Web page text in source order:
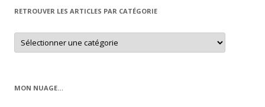
RETROUVER LES ARTICLES PAR CATÉGORIE
Retrouver
les
articles
MON NUAGE…